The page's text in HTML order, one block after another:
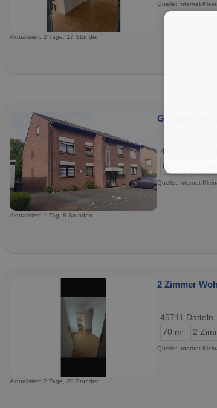
Quelle: Internet-
Aktualisiert: 2 Tage, 17 Stunden
Gut
45768 Marl /
62 m²
Quelle: Internet-
Aktualisiert: 1 Tag, 8 Stunden
2 Zimmer
45711 Datteln
70 m²
2
Quelle: Internet-
Aktualisiert: 2 Tage, 20 Stunden